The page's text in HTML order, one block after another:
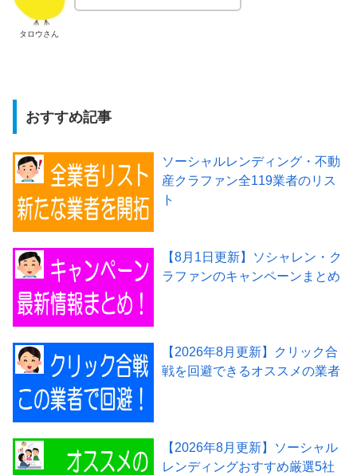
タロウさん
おすすめ記事
ソーシャルレンディング・不動
産クラファン全119業者のリス
ト
【8月1日更新】ソシャレン・ク
ラファンのキャンペーンまとめ
【2026年8月更新】クリック合
戦を回避できるオススメの業者
【2026年8月更新】ソーシャル
レンディングおすすめ厳選5社